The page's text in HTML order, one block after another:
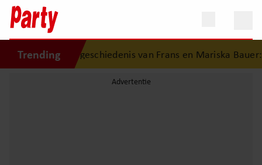
Trendingliefdesgeschiedenis van Frans en Mariska Bauer: